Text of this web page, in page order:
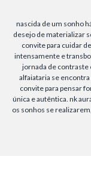
nascida de um sonho
desejo de materializar
convite para cuidar
intensamente e
jornada de contraste
alfaiataria se
convite para pensar
única e autêntica. nk
os sonhos se